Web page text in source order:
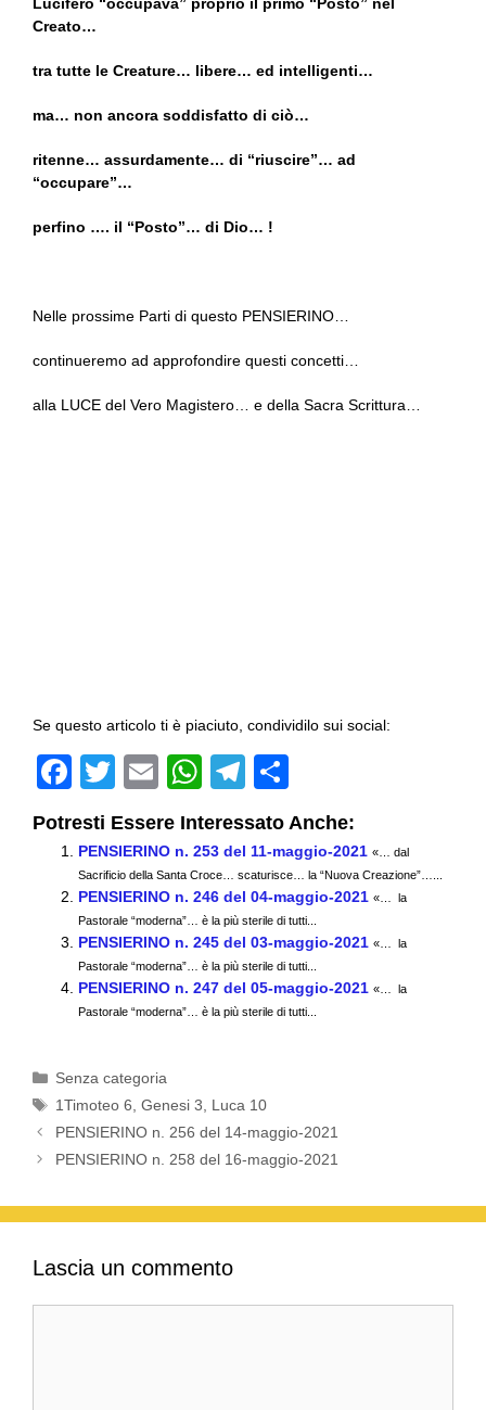
Creato…
tra tutte le Creature… libere… ed intelligenti…
ma… non ancora soddisfatto di ciò…
ritenne… assurdamente… di “riuscire”… ad
“occupare”…
perfino …. il “Posto”… di Dio… !
Nelle prossime Parti di questo PENSIERINO…
continueremo ad approfondire questi concetti…
alla LUCE del Vero Magistero… e della Sacra Scrittura…
Se questo articolo ti è piaciuto, condividilo sui social:
F
c
e
b
o
o
k
T
wi
tt
er
E
m
ail
W
at
s
A
p
p
T
el
e
gr
a
m
o
n
di
vi
di
Potresti Essere Interessato Anche:
PENSIERINO n. 253 del 11-maggio-2021 «… dal
Sacrificio della Santa Croce… scaturisce… la “Nuova Creazione”…...
PENSIERINO n. 246 del 04-maggio-2021 «… la
Pastorale “moderna”… è la più sterile di tutti...
PENSIERINO n. 245 del 03-maggio-2021 «… la
Pastorale “moderna”… è la più sterile di tutti...
PENSIERINO n. 247 del 05-maggio-2021 «… la
Pastorale “moderna”… è la più sterile di tutti...
Categorie
Senza categoria
Tag
1Timoteo 6,Genesi 3, Luca 10
PENSIERINO n. 256 del 14-maggio-2021
PENSIERINO n. 258 del 16-maggio-2021
Lascia un commento